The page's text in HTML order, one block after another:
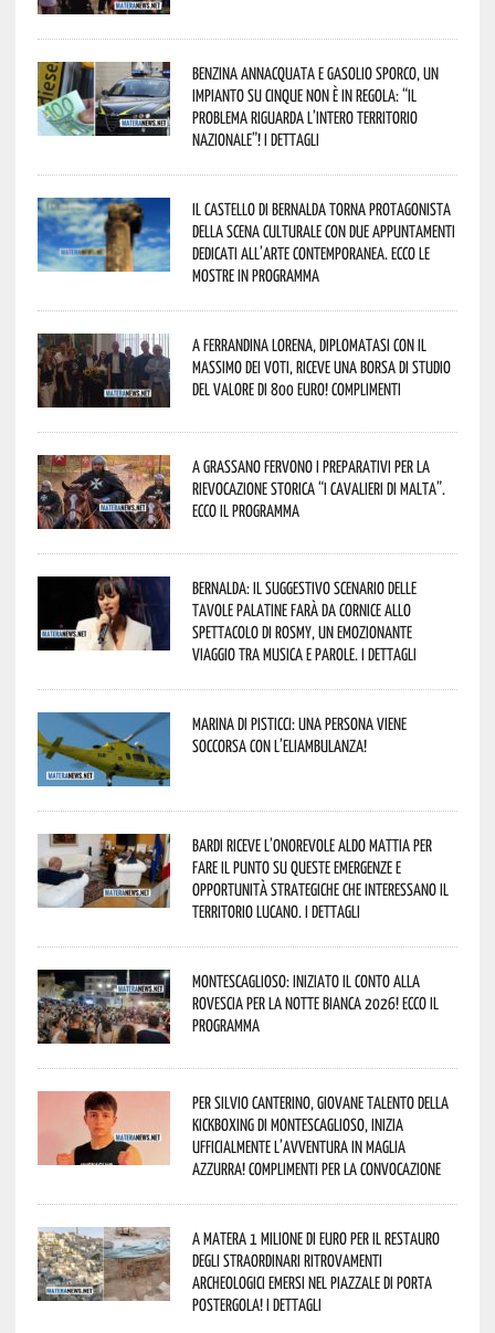
Benzina annacquata e gasolio sporco, un
impianto su cinque non è in regola: “il
problema riguarda l’intero territorio
Nazionale”! I dettagli
Il Castello di Bernalda torna protagonista
della scena culturale con due appuntamenti
dedicati all’arte contemporanea. Ecco le
mostre in programma
A Ferrandina Lorena, diplomatasi con il
massimo dei voti, riceve una borsa di studio
del valore di 800 euro! Complimenti
A Grassano fervono i preparativi per la
Rievocazione Storica “I CAVALIERI DI MALTA”.
Ecco il programma
Bernalda: il suggestivo scenario delle
Tavole Palatine farà da cornice allo
spettacolo di Rosmy, un emozionante
viaggio tra musica e parole. I dettagli
Marina di Pisticci: una persona viene
soccorsa con l’eliambulanza!
Bardi riceve l’onorevole Aldo Mattia per
fare il punto su queste emergenze e
opportunità strategiche che interessano il
territorio lucano. I dettagli
Montescaglioso: iniziato il conto alla
rovescia per la Notte Bianca 2026! Ecco il
programma
Per Silvio Canterino, giovane talento della
kickboxing di Montescaglioso, inizia
ufficialmente l’avventura in maglia
azzurra! Complimenti per la convocazione
A Matera 1 milione di euro per il restauro
degli straordinari ritrovamenti
archeologici emersi nel piazzale di Porta
Postergola! I dettagli